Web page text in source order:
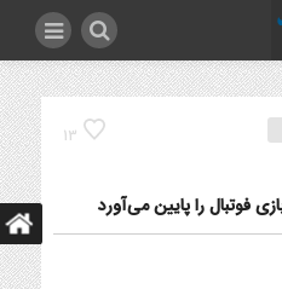
13
فوتبال را پایین می‌آورد